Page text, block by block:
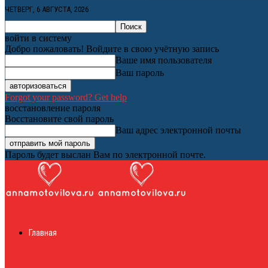
ЧЕТВЕРГ, 6 АВГУСТА, 2026
войти в систему
Добро пожаловать! Войдите в свою учётную запись
Ваше имя пользователя
Ваш пароль
Forgot your password? Get help
восстановление пароля
Восстановите свой пароль
Ваш адрес электронной почты
Пароль будет выслан Вам по электронной почте.
Главная